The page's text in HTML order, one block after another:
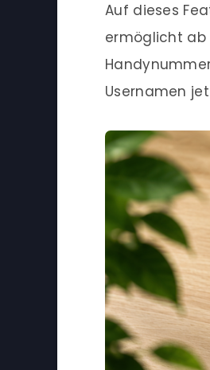
Auf dieses
ermöglicht ab
Usernamen